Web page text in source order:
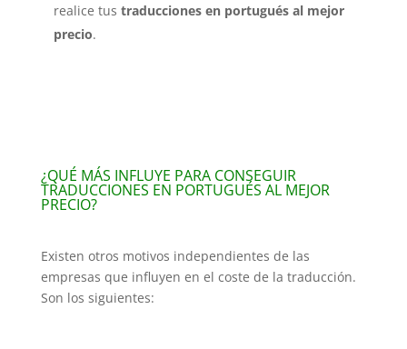
realice tus traducciones en portugués al mejor
precio.
¿QUÉ MÁS INFLUYE PARA CONSEGUIR
TRADUCCIONES EN PORTUGUÉS AL MEJOR
PRECIO?
Existen otros motivos independientes de las
empresas que influyen en el coste de la traducción.
Son los siguientes: